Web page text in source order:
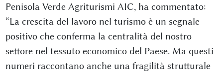
Penisola Verde Agriturismi AIC, ha commentato:
“La crescita del lavoro nel turismo è un segnale
positivo che conferma la centralità del nostro
settore nel tessuto economico del Paese. Ma questi
numeri raccontano anche una fragilità strutturale